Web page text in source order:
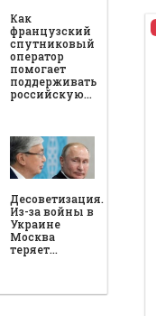
Как
французский
спутниковый
оператор
помогает
поддерживать
российскую…
Десоветизация.
Из-за войны в
Украине
Москва
теряет…